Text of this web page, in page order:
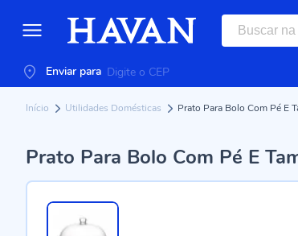
Enviar para
Início Utilidades Domésticas Prato Para Bolo Com Pé E
Prato Para Bolo Com Pé E